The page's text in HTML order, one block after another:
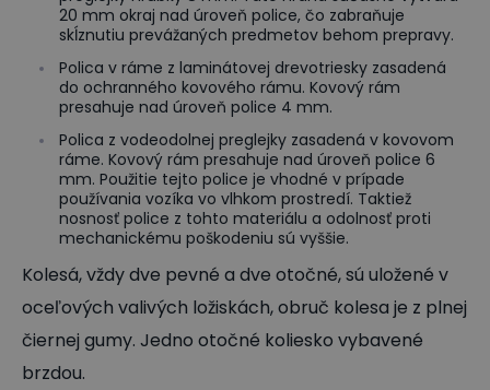
20 mm okraj nad úroveň police, čo zabraňuje
skĺznutiu prevážaných predmetov behom prepravy.
Polica v ráme z laminátovej drevotriesky zasadená
do ochranného kovového rámu. Kovový rám
presahuje nad úroveň police 4 mm.
Polica z vodeodolnej preglejky zasadená v kovovom
ráme. Kovový rám presahuje nad úroveň police 6
mm. Použitie tejto police je vhodné v prípade
používania vozíka vo vlhkom prostredí. Taktiež
nosnosť police z tohto materiálu a odolnosť proti
mechanickému poškodeniu sú vyššie.
Kolesá, vždy dve pevné a dve otočné, sú uložené v
oceľových valivých ložiskách, obruč kolesa je z plnej
čiernej gumy. Jedno otočné koliesko vybavené
brzdou.